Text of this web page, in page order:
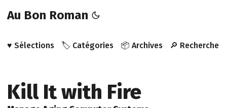
Au Bon Roman
♥️ Sélections 🏷️ Catégories 📦 Archives 🔎 Recherche
Kill It with Fire